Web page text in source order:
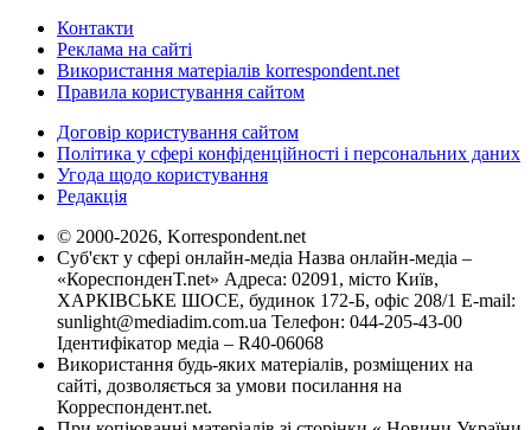
Контакти
Реклама на сайті
Використання матеріалів korrespondent.net
Правила користування сайтом
Договір користування сайтом
Політика у сфері конфіденційності і персональних даних
Угода щодо користування
Редакція
© 2000-2026, Korrespondent.net
Суб'єкт у сфері онлайн-медіа Назва онлайн-медіа –
«КореспонденТ.net» Адреса: 02091, місто Київ,
ХАРКІВСЬКЕ ШОСЕ, будинок 172-Б, офіс 208/1 E-mail:
sunlight@mediadim.com.ua Телефон: 044-205-43-00
Ідентифікатор медіа – R40-06068
Використання будь-яких матеріалів, розміщених на
сайті, дозволяється за умови посилання на
Корреспондент.net.